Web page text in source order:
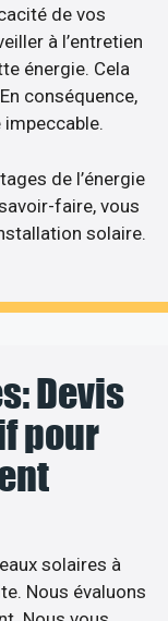
de vos
à l’entretien
énergie. Cela
conséquence,
de l’énergie
faire, vous
solaire.
Devis
pour
solaires à
Nous évaluons